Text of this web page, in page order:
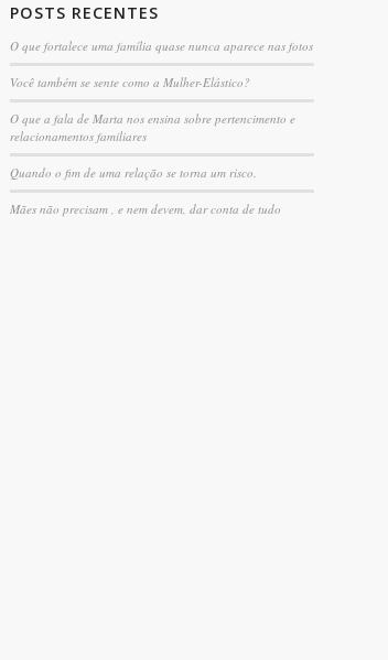
POSTS RECENTES
O que fortalece uma família quase nunca aparece nas fotos
Você também se sente como a Mulher-Elástico?
O que a fala de Marta nos ensina sobre pertencimento e
relacionamentos familiares
Quando o fim de uma relação se torna um risco.
Mães não precisam , e nem devem, dar conta de tudo